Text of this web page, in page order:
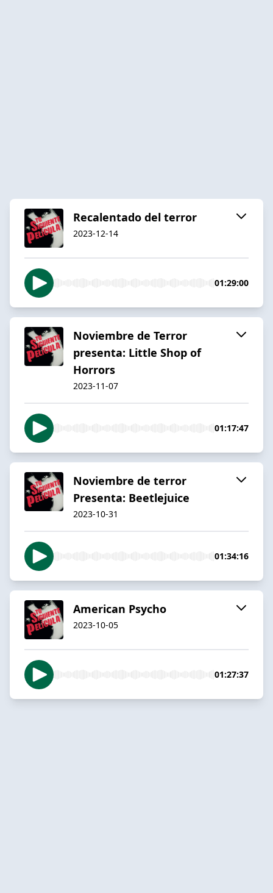
Recalentado del terror
2023-12-14
01:29:00
Noviembre de Terror
presenta: Little Shop of
Horrors
2023-11-07
01:17:47
Noviembre de terror
Presenta: Beetlejuice
2023-10-31
01:34:16
American Psycho
2023-10-05
01:27:37